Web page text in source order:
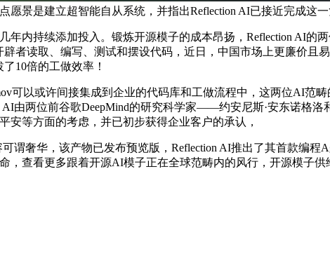
愿景是建立超智能自从系统，并指出Reflection AI已接近完成这
内持续添加投入。锻炼开源模子的成本昂扬，Reflection AI的
辟者读取、编写、测试和摆设代码，近日，中国市场上更廉价
10倍的工做效率！
以或许间接集成到企业的代码库和工做流程中，这两位AI范畴
AI由两位前谷歌DeepMind的研究科学家——约安尼斯·安东诺格
安等方面的考虑，并已初步获得企业客户的承认，
奢华，该产物已发布预览版，Reflection AI推出了其首款编程
，查看更多跟着开源AI模子正在全球范畴内的风行，开源模子供